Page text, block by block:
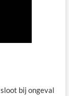
bij ongeval